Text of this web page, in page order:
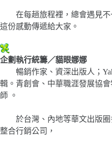
在每趟旅程裡，總會遇見不
這份感動傳遞給大家。
企劃執行統籌／貓眼娜娜
暢銷作家、資深出版人；
輯。青創會、中華職涯發展協
師 。
於台灣、內地等華文出版圈
整合行銷公司，